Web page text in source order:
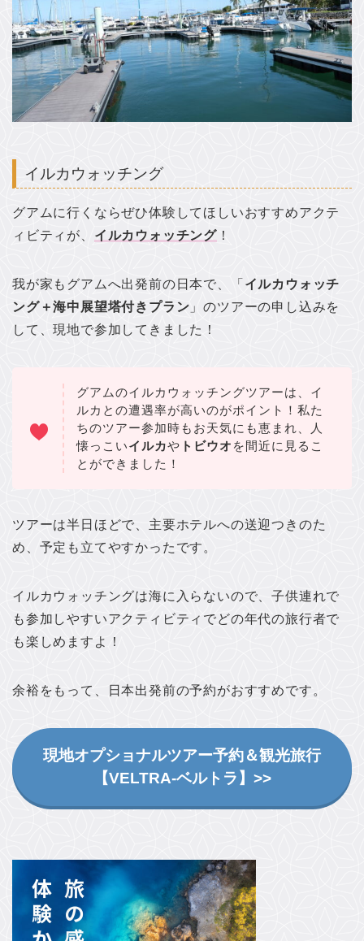
イルカウォッチング
グアムに行くならぜひ体験してほしいおすすめアクテ
ィビティが、 イルカウォッチング ！
我が家もグアムへ出発前の日本で、「 イルカウォッチ
ング＋海中展望塔付きプラン 」のツアーの申し込みを
して、現地で参加してきました！
グアムのイルカウォッチングツアーは、イ
ルカとの遭遇率が高いのがポイント！私た
ちのツアー参加時もお天気にも恵まれ、人
懐っこいイルカや トビウオ を間近に見るこ
とができました！
ツアーは半日ほどで、主要ホテルへの送迎つきのた
め、予定も立てやすかったです。
イルカウォッチングは海に入らないので、子供連れで
も参加しやすいアクティビティでどの年代の旅行者で
も楽しめますよ！
余裕をもって、日本出発前の予約がおすすめです。
現地オプショナルツアー予約＆観光旅行
【VELTRA-ベルトラ】>>